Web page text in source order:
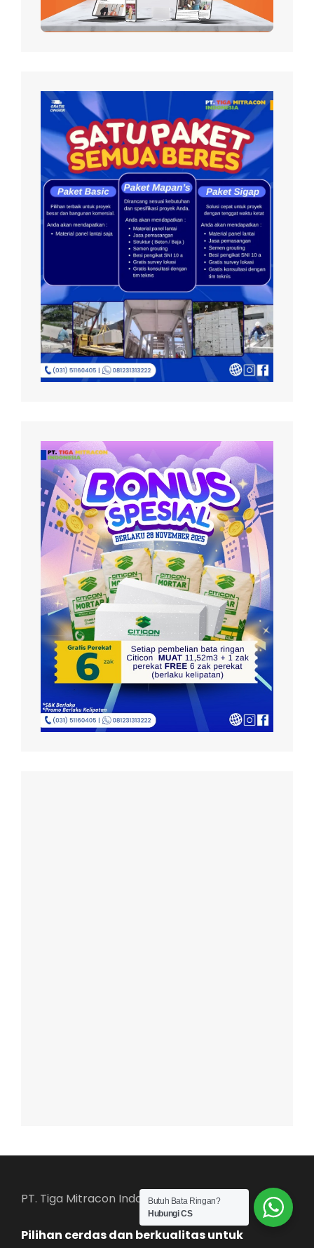
PT. Tiga Mitracon Indonesia
Pilihan cerdas dan berkualitas untuk
Butuh Bata Ringan?
Hubungi CS